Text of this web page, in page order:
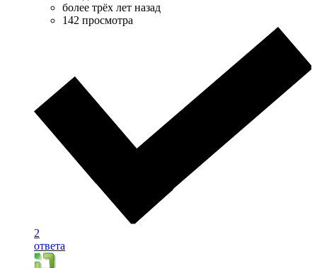
более трёх лет назад
142 просмотра
2
ответа